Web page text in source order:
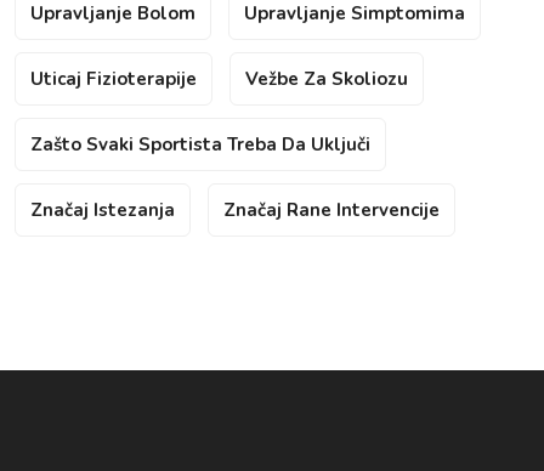
Upravljanje Bolom Upravljanje Simptomima
Uticaj Fizioterapije Vežbe Za Skoliozu
Zašto Svaki Sportista Treba Da Uključi
Značaj Istezanja Značaj Rane Intervencije